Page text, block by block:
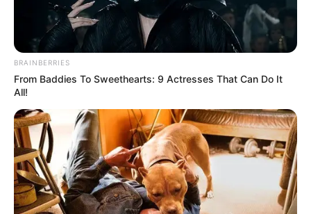
Rezepte
Thunfischsalat mit Ei & Joghurt – leicht, cremig
und voller Protein!
Verführerisch lecker: Quark-Vanille-
Pfannkuchen ohne Mehl in nur 5 Minuten!
DEI BESTEN HAUSGEMACHTEN EISBEIN
BRAINBERRIES
From Baddies To Sweethearts: 9 Actresses That Can Do It
All!